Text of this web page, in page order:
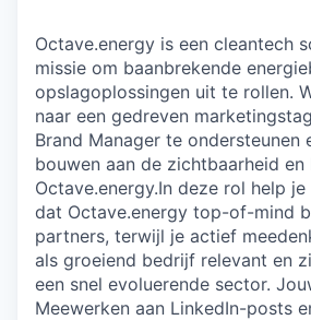
Octave.energy is een cleantech
missie om baanbrekende
opslagoplossingen uit te rollen.
naar een gedreven
Brand Manager te ondersteunen
bouwen aan de zichtbaarheid
Octave.energy.In deze rol help
dat Octave.energy top-of-mind
partners, terwijl je actief
als groeiend bedrijf relevant en
een snel evoluerende sector.
Meewerken aan LinkedIn-posts